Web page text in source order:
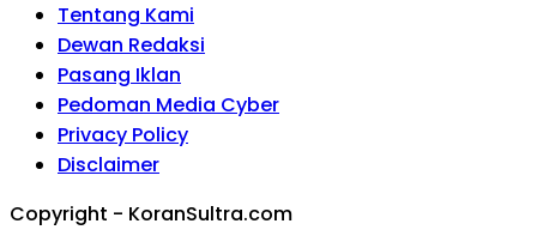
Tentang Kami
Dewan Redaksi
Pasang Iklan
Pedoman Media Cyber
Privacy Policy
Disclaimer
Copyright - KoranSultra.com